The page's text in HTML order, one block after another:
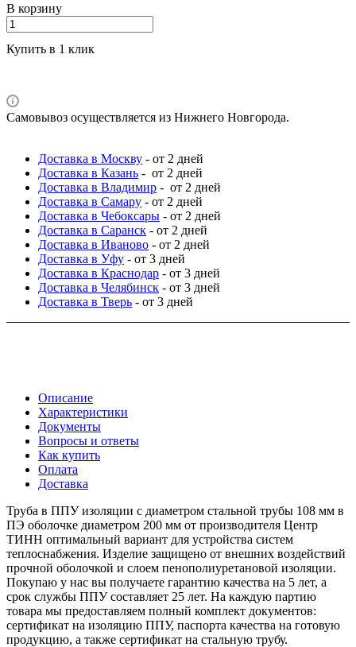
В корзину
Купить в 1 клик
Самовывоз осуществляется из Нижнего Новгорода.
Доставка в Москву - от 2 дней
Доставка в Казань - от 2 дней
Доставка в Владимир - от 2 дней
Доставка в Самару - от 2 дней
Доставка в Чебоксары - от 2 дней
Доставка в Саранск - от 2 дней
Доставка в Иваново - от 2 дней
Доставка в Уфу - от 3 дней
Доставка в Краснодар - от 3 дней
Доставка в Челябинск - от 3 дней
Доставка в Тверь - от 3 дней
Описание
Характеристики
Документы
Вопросы и ответы
Как купить
Оплата
Доставка
Труба в ППУ изоляции с диаметром стальной трубы 108 мм в
ПЭ оболочке диаметром 200 мм от производителя Центр
ТИНН оптимальный вариант для устройства систем
теплоснабжения. Изделие защищено от внешних воздействий
прочной оболочкой и слоем пенополиуретановой изоляции.
Покупаю у нас вы получаете гарантию качества на 5 лет, а
срок службы ППУ составляет 25 лет. На каждую партию
товара мы предоставляем полный комплект документов:
сертификат на изоляцию ППУ, паспорта качества на готовую
продукцию, а также сертификат на стальную трубу.